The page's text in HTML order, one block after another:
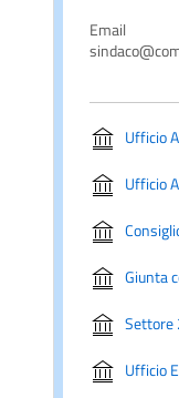
Email
Ufficio
Ufficio
Giunta
Settore
Ufficio